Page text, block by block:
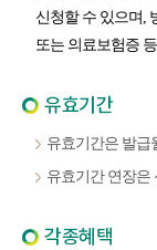
신청할 수 있으며,
또는 의료보험증
유효기간
유효기간은 발급
유효기간 연장은
각종혜택